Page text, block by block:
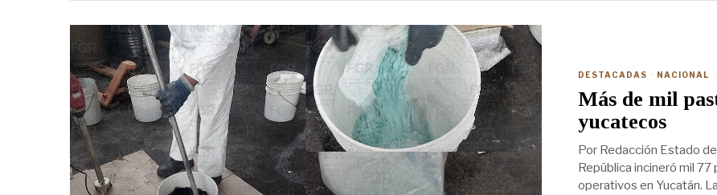
DESTACADAS · NACIONAL
Más de mil
yucatecos
Por Redacción Estado
República incineró mil
operativos en Yucatán.